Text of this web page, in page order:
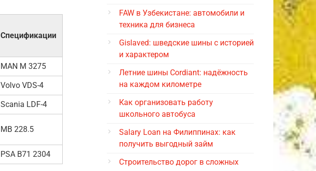
Спецификации
MAN M 3275
Volvo VDS-4
Scania LDF-4
MB 228.5
PSA B71 2304
FAW в Узбекистане: автомобили и
техника для бизнеса
Gislaved: шведские шины с историей
и характером
Летние шины Cordiant: надёжность
на каждом километре
Как организовать работу
школьного автобуса
Salary Loan на Филиппинах: как
получить выгодный займ
Строительство дорог в сложных